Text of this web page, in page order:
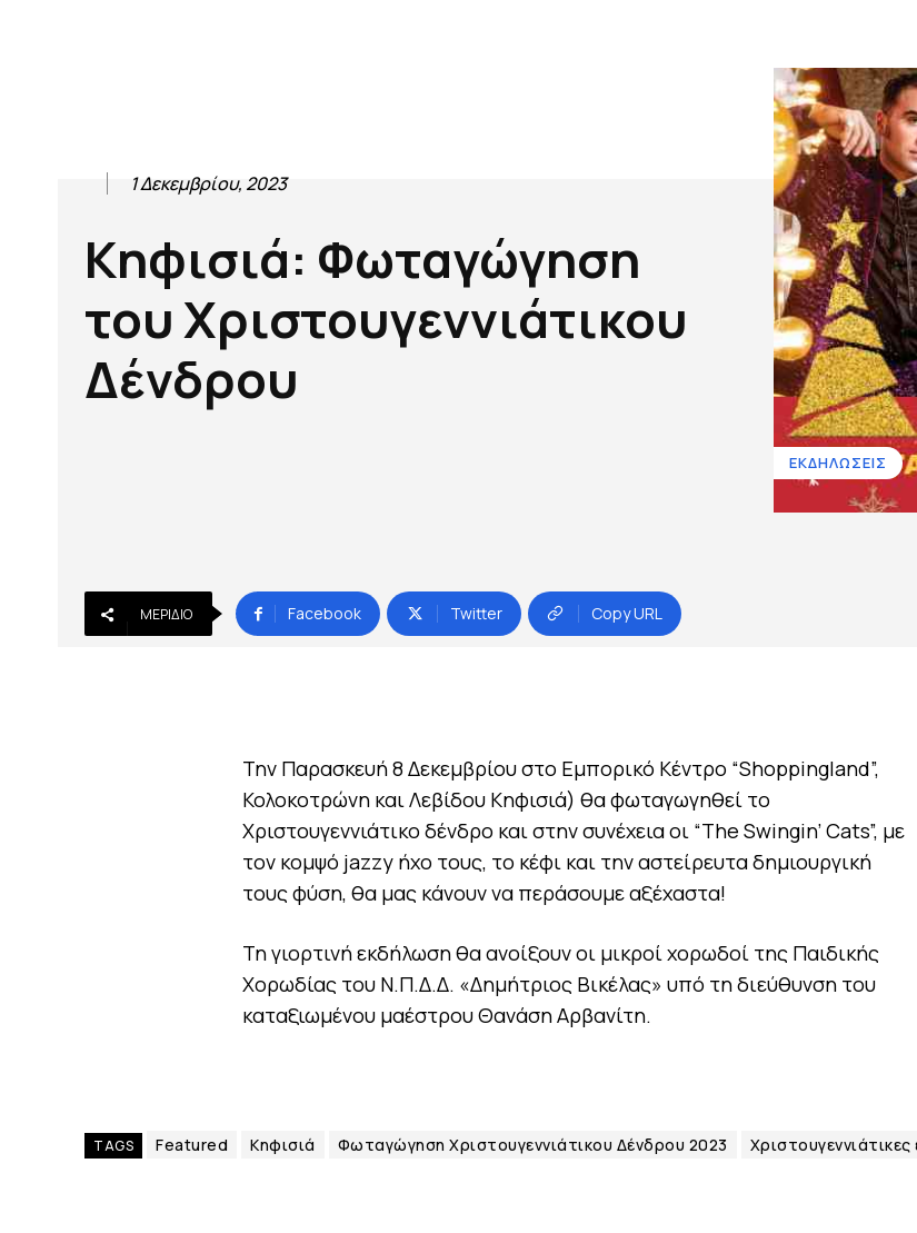
1 Δεκεμβρίου, 2023
Κηφισιά: Φωταγώγηση
του Χριστουγεννιάτικου
Δένδρου
ΕΚΔΗΛΩΣΕΙΣ
ΜΕΡΊΔΙΟ Facebook Twitter Copy URL
Την Παρασκευή 8 Δεκεμβρίου στο Εμπορικό Κέντρο “Shoppingland”,
Κολοκοτρώνη και Λεβίδου Κηφισιά) θα φωταγωγηθεί το
Χριστουγεννιάτικο δένδρο και στην συνέχεια οι “The Swingin’ Cats”, με
τον κομψό jazzy ήχο τους, το κέφι και την αστείρευτα δημιουργική
τους φύση, θα μας κάνουν να περάσουμε αξέχαστα!
Τη γιορτινή εκδήλωση θα ανοίξουν οι μικροί χορωδοί της Παιδικής
Χορωδίας του Ν.Π.Δ.Δ. «Δημήτριος Βικέλας» υπό τη διεύθυνση του
καταξιωμένου μαέστρου Θανάση Αρβανίτη.
TAGS Featured Κηφισιά Φωταγώγηση Χριστουγεννιάτικου Δένδρου 2023